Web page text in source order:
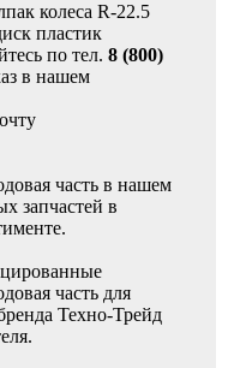
колеса R-22.5
пластик
по тел. 8 (800)
в нашем
часть в нашем
запчастей в
часть для
Техно-Трейд